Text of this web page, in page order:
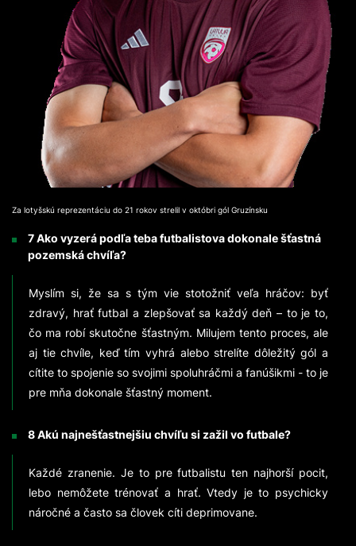
Za lotyšskú reprezentáciu do 21 rokov strelil v októbri gól Gruzínsku
7 Ako vyzerá podľa teba futbalistova dokonale šťastná
pozemská chvíľa?
Myslím si, že sa s tým vie stotožniť veľa hráčov: byť
zdravý, hrať futbal a zlepšovať sa každý deň – to je to,
čo ma robí skutočne šťastným. Milujem tento proces, ale
aj tie chvíle, keď tím vyhrá alebo strelíte dôležitý gól a
cítite to spojenie so svojimi spoluhráčmi a fanúšikmi - to je
pre mňa dokonale šťastný moment.
8 Akú najnešťastnejšiu chvíľu si zažil vo futbale?
Každé zranenie. Je to pre futbalistu ten najhorší pocit,
lebo nemôžete trénovať a hrať. Vtedy je to psychicky
náročné a často sa človek cíti deprimovane.